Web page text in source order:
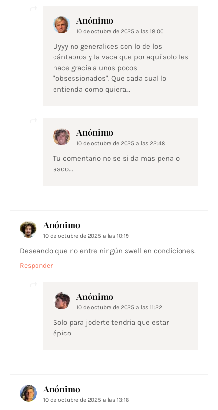
Anónimo
10 de octubre de 2025 a las 18:00
Uyyy no generalices con lo de los
cántabros y la vaca que por aquí solo les
hace gracia a unos pocos
"obsessionados". Que cada cual lo
entienda como quiera...
Anónimo
10 de octubre de 2025 a las 22:48
Tu comentario no se si da mas pena o
asco...
Anónimo
10 de octubre de 2025 a las 10:19
Deseando que no entre ningún swell en condiciones.
Responder
Anónimo
10 de octubre de 2025 a las 11:22
Solo para joderte tendria que estar
épico
Anónimo
10 de octubre de 2025 a las 13:18